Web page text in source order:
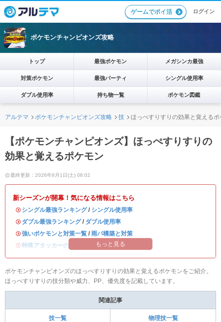
ゲームでポイ活 ログイン
ポケモンチャンピオンズ攻略
トップ 最強ポケモン メガシンカ最強
対策ポケモン 最強パーティ シングル使用率
ダブル使用率 持ち物一覧 ポケモン図鑑
アルテマ ポケモンチャンピオンズ攻略 技 ほっぺすりすりの効果と覚えるポ
【ポケモンチャンピオンズ】ほっぺすりすりの
効果と覚えるポケモン
最終更新：2026年8月1日(土) 08:02
新シーズンが開幕！気になる情報はこちら
・ シングル最強ランキング/ シングル使用率
・ ダブル最強ランキング/ ダブル使用率
・強いポケモンと対策一覧 / 雨パ構築と対策
・特殊アタッカーのおすすめランキング
もっと見る
ポケモンチャンピオンズのほっぺすりすりの効果と覚えるポケモンをご紹介。
ほっぺすりすりの技分類や威力、PP、優先度を記載しています。
関連記事
技一覧 物理技一覧